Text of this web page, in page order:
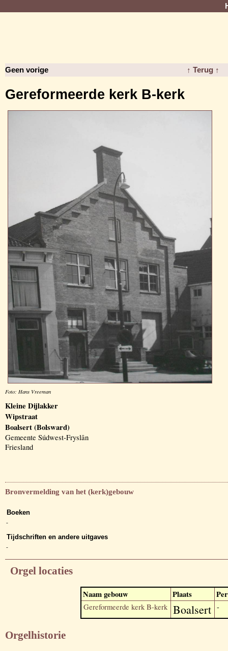
Geen vorige ↑ Terug ↑
Gereformeerde kerk B-kerk
Foto: Hans Vreeman
Kleine Dijlakker
Wipstraat
Boalsert (Bolsward)
Gemeente Súdwest-Fryslân
Friesland
Bronvermelding van het (kerk)gebouw
Boeken
-
Tijdschriften en andere uitgaves
-
Orgel locaties
Naam gebouw Plaats
Gereformeerde kerk B-kerk Boalsert -
Orgelhistorie